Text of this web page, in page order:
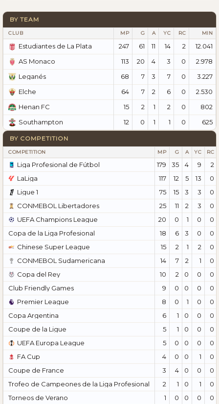
BY TEAM
CLUB MP G A YC RC MIN
Estudiantes de La Plata 247 61 11 14 2
12.041
AS Monaco
113 20 4 3 0
2.978
Leganés
68 7 3 7 0
3.227
Elche
64 7 2 6 0
2.530
Henan FC
15 2 1 2 0
802
Southampton
12 0 1 1 0 625
BY COMPETITION
COMPETITION MP G A YC RC
Liga Profesional de Fútbol 179 35 4 9
2
LaLiga
117 12 5 13
0
Ligue 1
75 15 3 3
0
CONMEBOL Libertadores
25 11 2 3
0
UEFA Champions League
20 0 1 0
0
Copa de la Liga Profesional
18 6 3 0
0
Chinese Super League
15 2 1 2
0
CONMEBOL Sudamericana
14 7 2 1
0
Copa del Rey
10 2 0 0
0
Club Friendly Games
9 0 0 0
0
Premier League
8 0 1 0
0
Copa Argentina
6 1 0 0
0
Coupe de la Ligue
5 1 0 0
0
UEFA Europa League
5 0 0 0
0
FA Cup
4 0 0 1
0
Coupe de France
3 4 0 0
0
Trofeo de Campeones de la Liga Profesional
2 1 0 1
0
Torneos de Verano
1 0 0 0
0